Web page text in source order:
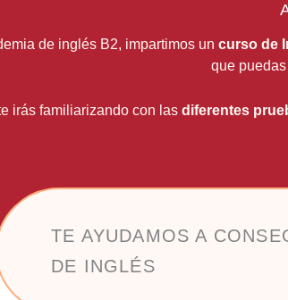
de inglés B2, impartimos un curso de
que
irás familiarizando con las diferentes
TE AYUDAMOS A
DE INGLÉS